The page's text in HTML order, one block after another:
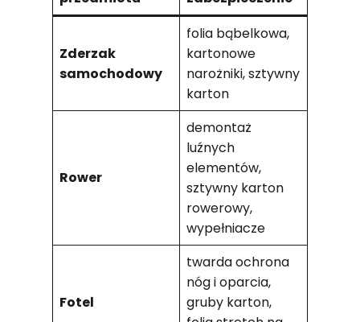
Zderzak
samochodowy
folia bąbelkowa,
kartonowe
narożniki, sztywny
karton
Rower
demontaż
luźnych
elementów,
sztywny karton
rowerowy,
wypełniacze
Fotel
twarda ochrona
nóg i oparcia,
gruby karton,